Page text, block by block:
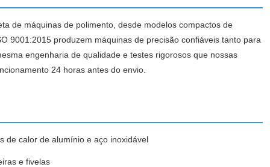
de máquinas de polimento, desde modelos compactos de
9001:2015 produzem máquinas de precisão confiáveis ​​tanto para
engenharia de qualidade e testes rigorosos que nossas
24 horas antes do envio.
de calor de alumínio e aço inoxidável
e fivelas